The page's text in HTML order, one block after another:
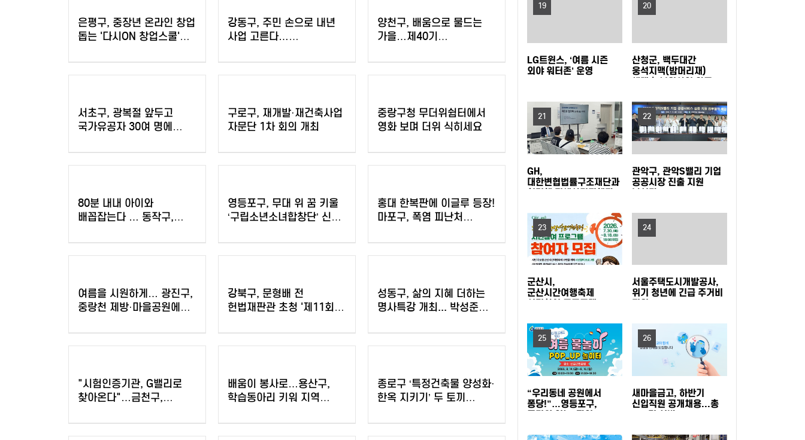
은평구, 중장년 온라인 창업
돕는 '다시ON 창업스쿨'
강동구, 주민 손으로 내년
사업 고른다…
실시
양천구, 배움으로 물드는
가을…제40기
모집
서초구, 광복절 앞두고
국가유공자 30여 명에
구로구, 재개발·재건축사업
자문단 1차 회의 개최
중랑구청 무더위쉼터에서
영화 보며 더위 식히세요
80분 내내 아이와
배꼽잡는다 … 동작구,
JUMP) 나들이!
영등포구, 무대 위 꿈 키울
‘구립소년소녀합창단’ 신규
홍대 한복판에 이글루 등장!
마포구, 폭염 피난처
여름을 시원하게… 광진구,
중랑천 제방·마을공원에
강북구, 문형배 전
헌법재판관 초청 '제11회
성동구, 삶의 지혜 더하는
명사특강 개최... 박성준
"시험인증기관, G밸리로
찾아온다"…금천구,
지원 박차
배움이 봉사로…용산구,
학습동아리 키워 지역
종로구 ‘특정건축물 양성화·
한옥 지키기’ 두 토끼
수문화대학' 수강생 모집
서초구, 광복절 앞두고 국가유공자 30여 명에 장
수사진 선물
구로구, 재개발·재건축사업 자문단 1차 회의 개
최
부산 금정구, 금정산성에서 즐기는 특별한 여름
밤…'요즘N금정캠핑' 참가자 모집
울산쇠부리기술 현대미술로 피어나다
정읍, 미래 동물의약품 산업 거점 도약 '시동'…특
전남광주특별시교육청, 특수교사 행동중재 직무
권리 캠페인' 진행
경기도, 휴가철 바가지요금 근절한다…피서지 물
가안정 현장점검
옥천군, '대청호 생태 군립공원' 조성 본격화 추진
무더위 피해 컬링장으로, '컬링웨이브 인 강릉' 시
증평군, 전국 씨름 전지훈련지로 '주목'…좋은 훈
련 여건 통했다
중랑구청 무더위쉼터에서 영화 보며 더위 식히세
요
80분 내내 아이와 배꼽잡는다 … 동작구, 패밀리
뮤지컬 (점프 JUMP) 나들이!
영등포구, 무대 위 꿈 키울 ‘구립소년소녀합창단’
19
LG트윈스, ‘여름 시즌
외야 워터존’ 운영
20
산청군, 백두대간
웅석지맥(밤머리재)
생태축 복원사업 완료
21
GH,
대한변협법률구조재단과
협력해 전세사기피해자
22
관악구, 관악S밸리 기업
공공시장 진출 지원
나선다
23
군산시,
군산시간여행축제
시민참여 프로그램
운영자 모집
24
서울주택도시개발공사,
위기 청년에 긴급 주거비
지원
25
“우리동네 공원에서
퐁당!”…영등포구,
무더위 잊는 ‘팝업
26
새마을금고, 하반기
신입직원 공개채용...총
149명 선발